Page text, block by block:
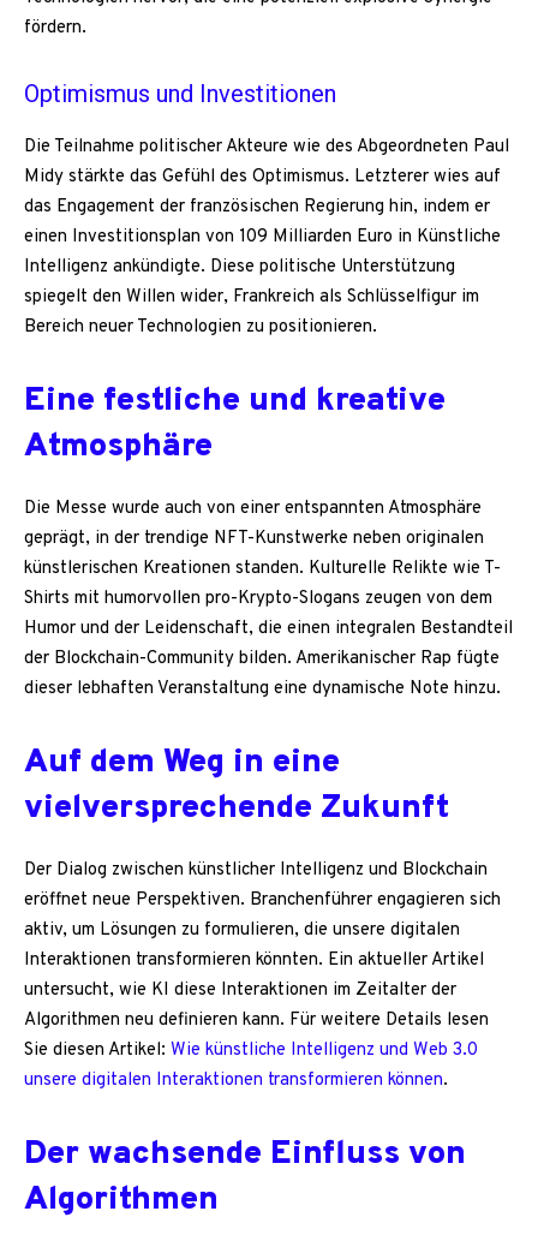
fördern.
Optimismus und Investitionen
Die Teilnahme politischer Akteure wie des Abgeordneten Paul
Midy stärkte das Gefühl des Optimismus. Letzterer wies auf
das Engagement der französischen Regierung hin, indem er
einen Investitionsplan von 109 Milliarden Euro in Künstliche
Intelligenz ankündigte. Diese politische Unterstützung
spiegelt den Willen wider, Frankreich als Schlüsselfigur im
Bereich neuer Technologien zu positionieren.
Eine festliche und kreative
Atmosphäre
Die Messe wurde auch von einer entspannten Atmosphäre
geprägt, in der trendige NFT-Kunstwerke neben originalen
künstlerischen Kreationen standen. Kulturelle Relikte wie T-
Shirts mit humorvollen pro-Krypto-Slogans zeugen von dem
Humor und der Leidenschaft, die einen integralen Bestandteil
der Blockchain-Community bilden. Amerikanischer Rap fügte
dieser lebhaften Veranstaltung eine dynamische Note hinzu.
Auf dem Weg in eine
vielversprechende Zukunft
Der Dialog zwischen künstlicher Intelligenz und Blockchain
eröffnet neue Perspektiven. Branchenführer engagieren sich
aktiv, um Lösungen zu formulieren, die unsere digitalen
Interaktionen transformieren könnten. Ein aktueller Artikel
untersucht, wie KI diese Interaktionen im Zeitalter der
Algorithmen neu definieren kann. Für weitere Details lesen
Sie diesen Artikel: Wie künstliche Intelligenz und Web 3.0
unsere digitalen Interaktionen transformieren können.
Der wachsende Einfluss von
Algorithmen